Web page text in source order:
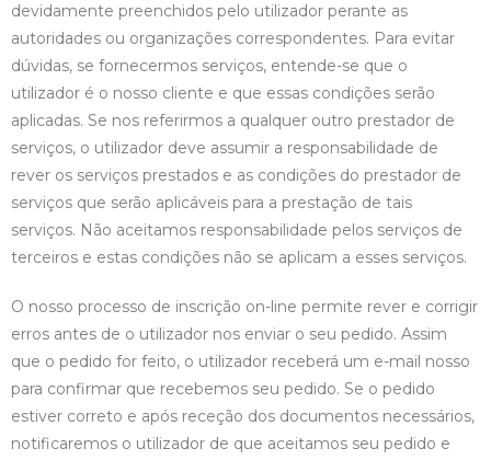
devidamente preenchidos pelo utilizador perante as
autoridades ou organizações correspondentes. Para evitar
dúvidas, se fornecermos serviços, entende-se que o
utilizador é o nosso cliente e que essas condições serão
aplicadas. Se nos referirmos a qualquer outro prestador de
serviços, o utilizador deve assumir a responsabilidade de
rever os serviços prestados e as condições do prestador de
serviços que serão aplicáveis para a prestação de tais
serviços. Não aceitamos responsabilidade pelos serviços de
terceiros e estas condições não se aplicam a esses serviços.
O nosso processo de inscrição on-line permite rever e corrigir
erros antes de o utilizador nos enviar o seu pedido. Assim
que o pedido for feito, o utilizador receberá um e-mail nosso
para confirmar que recebemos seu pedido. Se o pedido
estiver correto e após receção dos documentos necessários,
notificaremos o utilizador de que aceitamos seu pedido e